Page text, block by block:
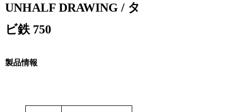
UNHALF DRAWING / タ
ビ鉄 750
製品情報